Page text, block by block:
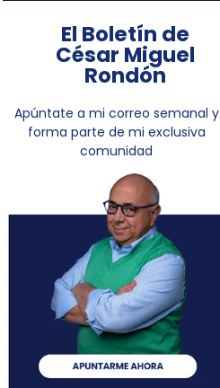
El Boletín de
César Miguel
Rondón
Apúntate a mi correo semanal y
forma parte de mi exclusiva
comunidad